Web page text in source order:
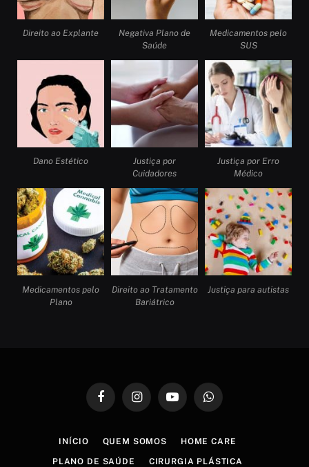
Direito ao Explante
Negativa Plano de
Saúde
Medicamentos pelo
SUS
Dano Estético
Justiça por
Cuidadores
Justiça por Erro
Médico
Medicamentos pelo
Plano
Direito ao Tratamento
Bariátrico
Justiça para autistas
FacebookInstagramYouTubeWhatsApp
INÍCIO QUEM SOMOS HOME CARE
PLANO DE SAÚDE CIRURGIA PLÁSTICA